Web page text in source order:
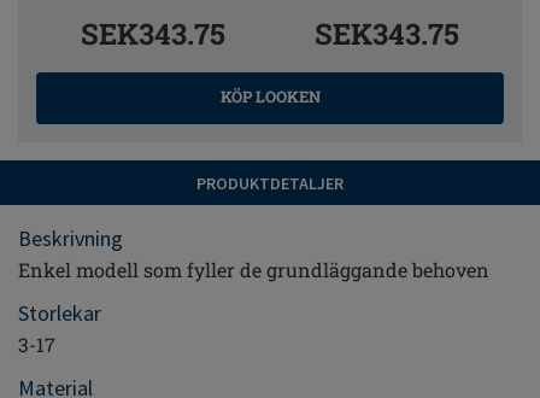
SEK343.75 SEK343.75
KÖP LOOKEN
PRODUKTDETALJER
Beskrivning
Enkel modell som fyller de grundläggande behoven
Storlekar
3-17
Material